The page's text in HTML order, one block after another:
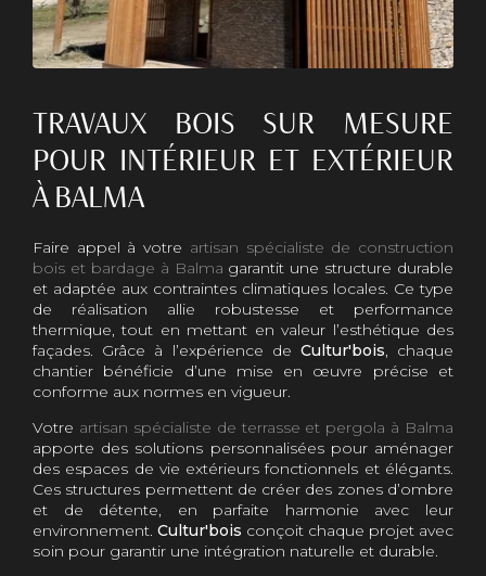
TRAVAUX BOIS SUR MESURE
POUR INTÉRIEUR ET EXTÉRIEUR
À BALMA
Faire appel à votre artisan spécialiste de construction
bois et bardage à Balma garantit une structure durable
et adaptée aux contraintes climatiques locales. Ce type
de réalisation allie robustesse et performance
thermique, tout en mettant en valeur l’esthétique des
façades. Grâce à l’expérience de Cultur'bois, chaque
chantier bénéficie d’une mise en œuvre précise et
conforme aux normes en vigueur.
Votre artisan spécialiste de terrasse et pergola à Balma
apporte des solutions personnalisées pour aménager
des espaces de vie extérieurs fonctionnels et élégants.
Ces structures permettent de créer des zones d’ombre
et de détente, en parfaite harmonie avec leur
environnement. Cultur'bois conçoit chaque projet avec
soin pour garantir une intégration naturelle et durable.